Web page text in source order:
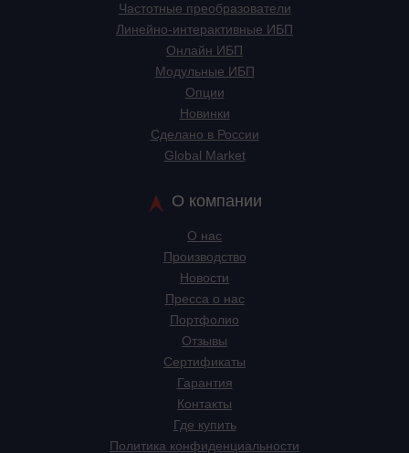
Частотные преобразователи
Линейно-интерактивные ИБП
Онлайн ИБП
Модульные ИБП
Опции
Новинки
Сделано в России
Global Market
О компании
О нас
Производство
Новости
Пресса о нас
Портфолио
Отзывы
Сертификаты
Гарантия
Контакты
Где купить
Политика конфиденциальности